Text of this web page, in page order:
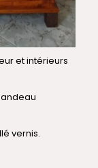
et intérieurs
vernis.